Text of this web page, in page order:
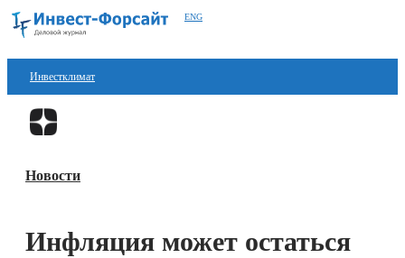
ENG
Инвестклимат
Финансы
Блокчейн
Новости
Инфляция может остаться